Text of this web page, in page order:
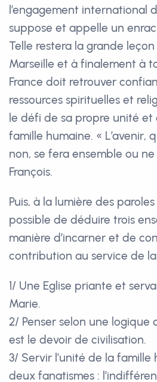
l’engagement international
suppose et appelle un
Telle restera la grande
Marseille et à finalement à
France doit retrouver
ressources spirituelles et
le défi de sa propre unité et
famille humaine. « L’avenir,
non, se fera ensemble ou
François.
Puis, à la lumière des
possible de déduire trois
manière d’incarner et de
contribution au service de
1/ Une Eglise priante et
Marie.
2/ Penser selon une logique
est le devoir de civilisation.
3/ Servir l’unité de la
deux fanatismes :